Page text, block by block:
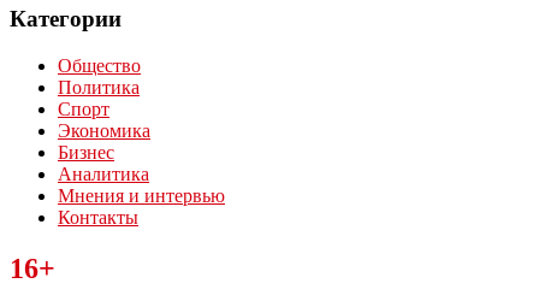
Категории
Общество
Политика
Спорт
Экономика
Бизнес
Аналитика
Мнения и интервью
Контакты
Читайте последние новости дня в Тульской области на сайте
“ЗаНовомосковск”
16+